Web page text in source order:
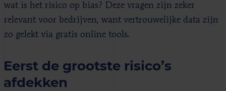
wat is het risico op bias? Deze vragen zijn zeker
relevant voor bedrijven, want vertrouwelijke data zijn
zo gelekt via gratis online tools.
Eerst de grootste risico’s
afdekken